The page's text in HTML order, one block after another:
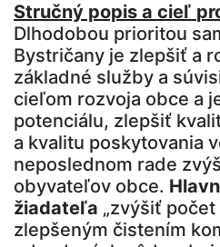
Stručný popis a cieľ
Dlhodobou prioritou
Bystričany je zlepšiť a
základné služby a
cieľom rozvoja obce a
potenciálu, zlepšiť
a kvalitu poskytovania
neposlednom rade
obyvateľov obce.
žiadateľa „zvýšiť
zlepšeným čistením